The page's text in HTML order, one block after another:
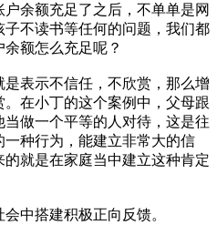
余额充足了之后，不单单是网
不读书等任何的问题，我们都
额怎么充足呢？
表示不信任，不欣赏，那么增
在小丁的这个案例中，父母跟
做一个平等的人对待，这是往
种行为，能建立非常大的信
就是在家庭当中建立这种肯定
中搭建积极正向反馈。